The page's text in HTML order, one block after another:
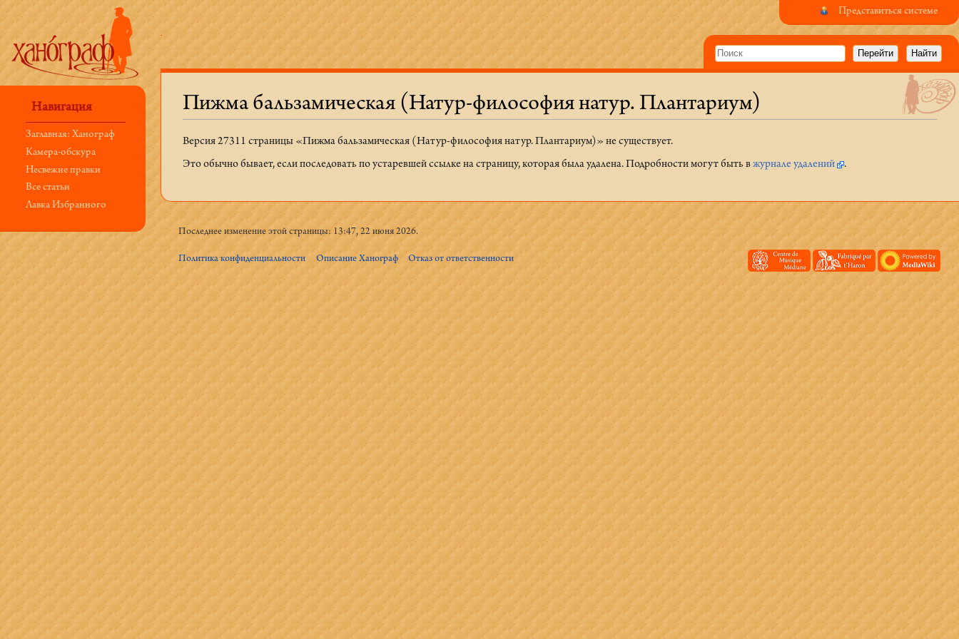
Пижма бальзамическая (Натур-философия натур. Плантариум)
Версия 27311 страницы «Пижма бальзамическая (Натур-философия натур. Плантариум)» не существует.
Это обычно бывает, если последовать по устаревшей ссылке на страницу, которая была удалена. Подробности могут быть вжурнале удалений .
Представиться системе
Навигация
Заглавная: Ханограф
Камера-обскура
Несвежие правки
Все статьи
Лавка Избранного
Последнее изменение этой страницы: 13:47, 22 июня 2026.
Политика конфиденциальности Описание Ханограф Отказ от ответственности